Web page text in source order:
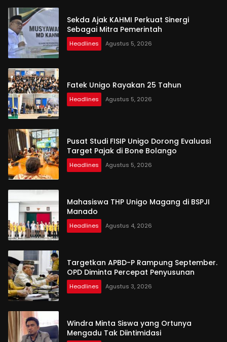
Sekda Ajak KAHMI Perkuat Sinergi
Sebagai Mitra Pemerintah
Headlines Agustus 5, 2026
Fatek Unigo Rayakan 25 Tahun
Headlines Agustus 5, 2026
Pusat Studi FISIP Unigo Dorong Evaluasi
Target Pajak di Bone Bolango
Headlines Agustus 5, 2026
Mahasiswa THP Unigo Magang di BSPJI
Manado
Headlines Agustus 4, 2026
Targetkan APBD-P Rampung September.
OPD Diminta Percepat Penyusunan
Headlines Agustus 3, 2026
Windra Minta Siswa yang Ortunya
Mengadu Tak Diintimidasi